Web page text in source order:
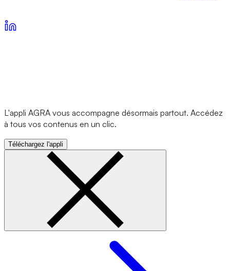
L'appli AGRA vous accompagne désormais partout. Accédez
à tous vos contenus en un clic.
Téléchargez l'appli